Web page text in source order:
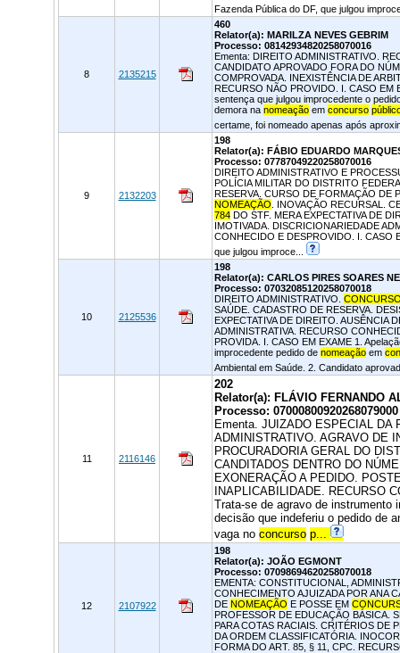
Fazenda Pública do DF, que julgou
8 2135215
460
Relator(a): MARILZA NEVES GEBRIM
Processo: 08142934820258070016
Ementa: DIREITO ADMINISTRATIVO.
CANDIDATO APROVADO FORA DO
COMPROVADA. INEXISTÊNCIA DE
RECURSO NÃO PROVIDO. I. CASO EM
sentença que julgou improcedente o
demora na nomeação em concurso
certame, foi nomeado apenas após
9 2132203
198
Relator(a): FÁBIO EDUARDO
Processo: 07787049220258070016
DIREITO ADMINISTRATIVO E
POLÍCIA MILITAR DO DISTRITO
RESERVA. CURSO DE FORMAÇÃO DE
NOMEAÇÃO . INOVAÇÃO RECURSAL.
784 DO STF. MERA EXPECTATIVA DE
IMOTIVADA. DISCRICIONARIEDADE
CONHECIDO E DESPROVIDO. I. CASO
que julgou improce...
10 2125536
198
Relator(a): CARLOS PIRES SOARES
Processo: 07032085120258070018
DIREITO ADMINISTRATIVO.
SAÚDE. CADASTRO DE RESERVA.
EXPECTATIVA DE DIREITO. AUSÊNCIA
ADMINISTRATIVA. RECURSO
PROVIDA. I. CASO EM EXAME 1.
improcedente pedido de nomeação em
Ambiental em Saúde. 2. Candidato
11 2116146
202
Relator(a): FLÁVIO FERNANDO
Processo: 07000800920268079000
Ementa. JUIZADO ESPECIAL DA
ADMINISTRATIVO. AGRAVO DE
PROCURADORIA GERAL DO
CANDITADOS DENTRO DO
EXONERAÇÃO A PEDIDO.
INAPLICABILIDADE. RECURSO
Trata-se de agravo de instrumento
decisão que indeferiu o pedido de
vaga no concurso p...
12 2107922
198
Relator(a): JOÃO EGMONT
Processo: 07098694620258070018
EMENTA: CONSTITUCIONAL,
CONHECIMENTO AJUIZADA POR ANA
DE NOMEAÇÃO E POSSE EM
PROFESSOR DE EDUCAÇÃO BÁSICA.
PARA COTAS RACIAIS. CRITÉRIOS DE
DA ORDEM CLASSIFICATÓRIA.
FORMA DO ART. 85, § 11, CPC.